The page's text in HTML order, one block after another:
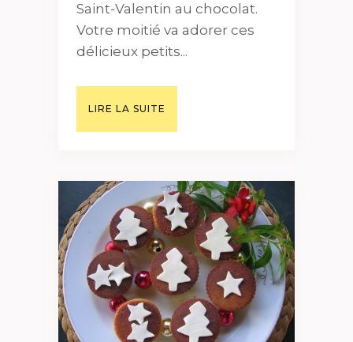
Saint-Valentin au chocolat.
Votre moitié va adorer ces
délicieux petits...
LIRE LA SUITE